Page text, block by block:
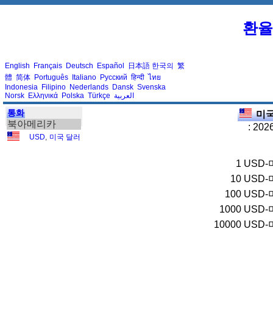
환
English Français Deutsch Español 日本語 한국의 繁
體 简体 Português Italiano Русский हिन्दी ไทย
Indonesia Filipino Nederlands Dansk Svenska
Norsk Ελληνικά Polska Türkçe العربية
통화
북아메리카
USD 미국 달러
미
:
1 USD-
10 USD-
100 USD-
1000 USD-
10000 USD-